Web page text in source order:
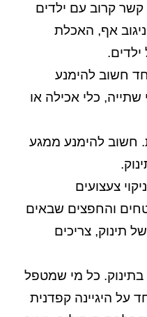
קרוב עם ילדים
אף, האכלת
ילדים.
חשוב להימנע
כלי אכילה או
. חשוב להימנע ממגע
צעצועים
והחפצים שבאים
תינוק, צריכים
. כל מי שמטפל
על היגיינה קפדנית